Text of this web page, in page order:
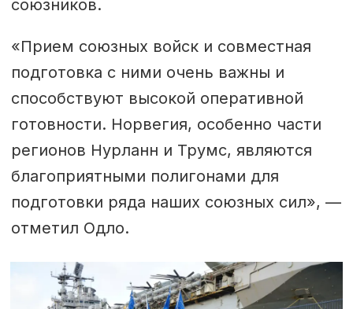
союзников.
«Прием союзных войск и совместная
подготовка с ними очень важны и
способствуют высокой оперативной
готовности. Норвегия, особенно части
регионов Нурланн и Трумс, являются
благоприятными полигонами для
подготовки ряда наших союзных сил», —
отметил Одло.